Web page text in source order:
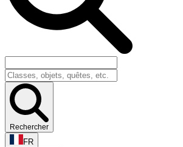
Rechercher
FR